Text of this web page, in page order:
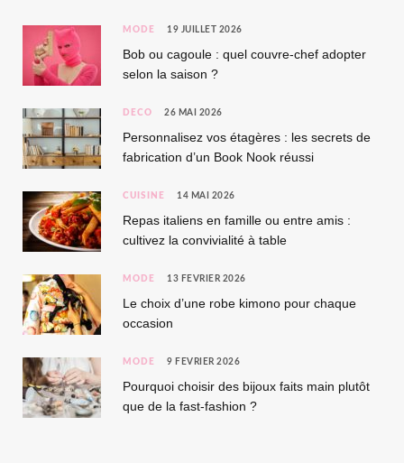
MODE 19 JUILLET 2026
Bob ou cagoule : quel couvre-chef adopter
selon la saison ?
DÉCO 26 MAI 2026
Personnalisez vos étagères : les secrets de
fabrication d’un Book Nook réussi
CUISINE 14 MAI 2026
Repas italiens en famille ou entre amis :
cultivez la convivialité à table
MODE 13 FÉVRIER 2026
Le choix d’une robe kimono pour chaque
occasion
MODE 9 FÉVRIER 2026
Pourquoi choisir des bijoux faits main plutôt
que de la fast-fashion ?